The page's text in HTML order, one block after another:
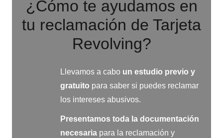
¿Cómo te ayudamos en
tu reclamación de Tarjeta
Revolving?
Llevamos a cabo un estudio previo y
gratuito para saber si puedes reclamar
los intereses abusivos.
Presentamos toda la documentación
necesaria para la reclamación y